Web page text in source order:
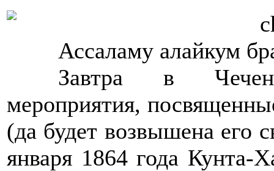
Ассаламу алайкум
Завтра в
мероприятия,
(да будет возвышена его
января 1864 года Кунта-